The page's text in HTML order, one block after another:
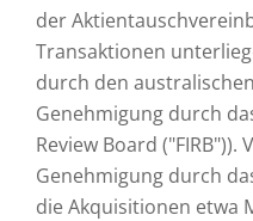
der
Transaktionen
durch den
Genehmigung durch
Review Board
Genehmigung durch
die Akquisitionen etwa